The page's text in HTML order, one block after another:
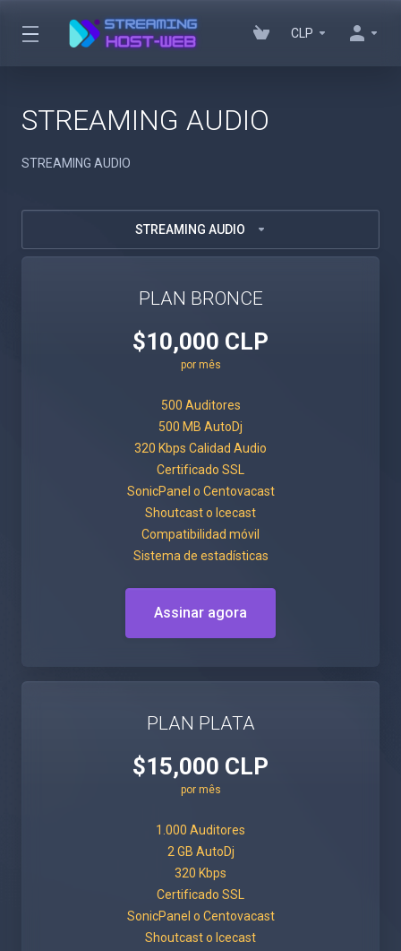
CLP
STREAMING AUDIO
STREAMING AUDIO
STREAMING AUDIO
PLAN BRONCE
$10,000 CLP
por mês
500 Auditores
500 MB AutoDj
320 Kbps Calidad Audio
Certificado SSL
SonicPanel o Centovacast
Shoutcast o Icecast
Compatibilidad móvil
Sistema de estadísticas
Assinar agora
PLAN PLATA
$15,000 CLP
por mês
1.000 Auditores
2 GB AutoDj
320 Kbps
Certificado SSL
SonicPanel o Centovacast
Shoutcast o Icecast